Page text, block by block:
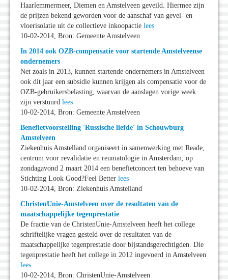
Haarlemmermeer, Diemen en Amstelveen geveild. Hiermee zijn
de prijzen bekend geworden voor de aanschaf van gevel- en
vloerisolatie uit de collectieve inkoopactie lees
10-02-2014, Bron: Gemeente Amstelveen
In 2014 ook OZB-compensatie voor startende Amstelveense
ondernemers
Net zoals in 2013, kunnen startende ondernemers in Amstelveen
ook dit jaar een subsidie kunnen krijgen als compensatie voor de
OZB-gebruikersbelasting, waarvan de aanslagen vorige week
zijn verstuurd lees
10-02-2014, Bron: Gemeente Amstelveen
Benefietvoorstelling 'Russische liefde' in Schouwburg
Amstelveen
Ziekenhuis Amstelland organiseert in samenwerking met Reade,
centrum voor revalidatie en reumatologie in Amsterdam, op
zondagavond 2 maart 2014 een benefietconcert ten behoeve van
Stichting Look Good?Feel Better lees
10-02-2014, Bron: Ziekenhuis Amstelland
ChristenUnie-Amstelveen over de resultaten van de
maatschappelijke tegenprestatie
De fractie van de ChristenUnie-Amstelveen heeft het college
schriftelijke vragen gesteld over de resultaten van de
maatschappelijke tegenprestatie door bijstandsgerechtigden. Die
tegenprestatie heeft het college in 2012 ingevoerd in Amstelveen
lees
10-02-2014, Bron: ChristenUnie-Amstelveen